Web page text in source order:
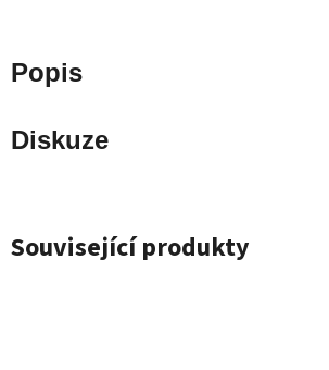
Popis
Diskuze
Související produkty